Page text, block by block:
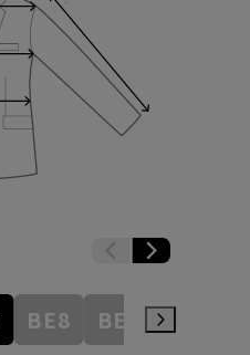
BE8 BE9 BE10